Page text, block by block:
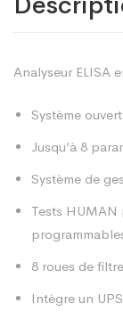
Analyseur ELISA
Système
Jusqu’à 8
Système de
Tests HUMAN
8 roues de
Intègre un UPS